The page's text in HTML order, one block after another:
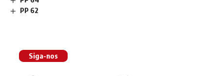
PP 62
Siga-nos